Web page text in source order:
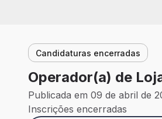
Candidaturas encerradas
Operador(a) de
Publicada em 09 de abril de
Inscrições encerradas